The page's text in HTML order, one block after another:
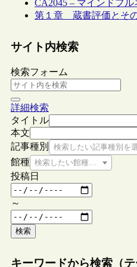
CA2045 – マインドフ
第１章 蔵書評価とそ
サイト内検索
検索フォーム
詳細検索
タイトル
本文
記事種別
検索したい記事種別を
館種 検索したい館種を選択してく
投稿日
～
検索
キーワードから検索（テ